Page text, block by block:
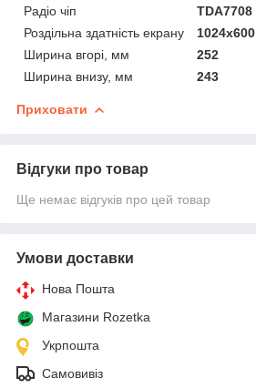
Радіо чіп
TDA7708
Роздільна здатність екрану
1024х600
Ширина вгорі, мм
252
Ширина внизу, мм
243
Приховати
Відгуки про товар
Ще немає відгуків про цей товар
Умови доставки
Нова Пошта
Магазини Rozetka
Укрпошта
Самовивіз